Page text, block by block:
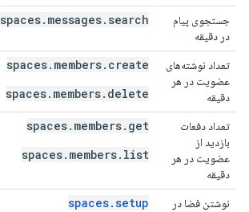
جستجوی پیام
در دقیقه
spaces.messages.search
تعداد نوشته‌های
عضویت در هر
دقیقه
spaces.members.create
spaces.members.delete
تعداد دفعات
بازدید از
عضویت در هر
دقیقه
spaces.members.get
spaces.members.list
نوشتن فضا در
spaces.setup